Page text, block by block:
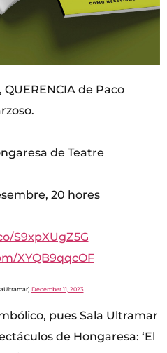
de Paco
de Teatre
20 hores
S9xpXUgZ5G
XYQB9qqcOF
December 11, 2023
pues Sala Ultramar
de Hongaresa: ‘El